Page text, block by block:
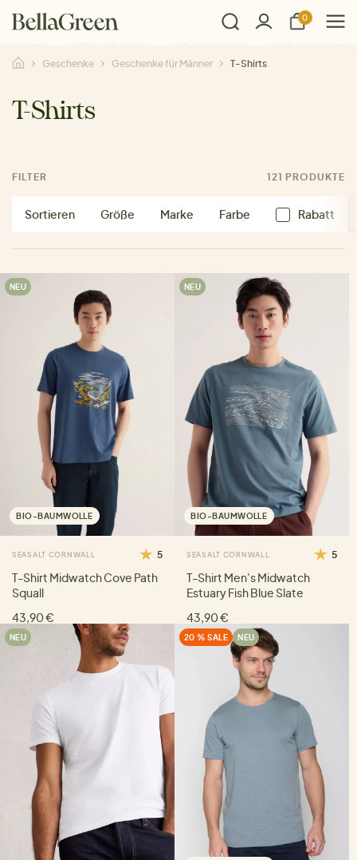
0
Geschenke Geschenke für Männer T-Shirts
T-Shirts
FILTER 121 PRODUKTE
Sortieren Größe Marke Farbe Rabatt
NEU
BIO-BAUMWOLLE
SEASALT CORNWALL 5
T-Shirt Midwatch Cove Path
Squall
43,90 €
NEU
BIO-BAUMWOLLE
SEASALT CORNWALL 5
T-Shirt Men's Midwatch
Estuary Fish Blue Slate
43,90 €
NEU 20 % SALE NEU